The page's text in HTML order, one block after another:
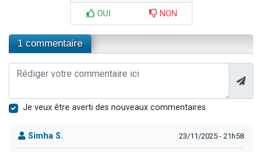
OUI NON
1 commentaire
Je veux être averti des nouveaux commentaires
Simha S. 23/11/2025 - 21h58